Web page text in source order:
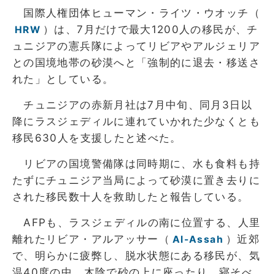
国際人権団体ヒューマン・ライツ・ウオッチ（
HRW ）は、7月だけで最大1200人の移民が、チ
ュニジアの憲兵隊によってリビアやアルジェリア
との国境地帯の砂漠へと「強制的に退去・移送さ
れた」としている。
チュニジアの赤新月社は7月中旬、同月3日以
降にラスジェディルに連れていかれた少なくとも
移民630人を支援したと述べた。
リビアの国境警備隊は同時期に、水も食料も持
たずにチュニジア当局によって砂漠に置き去りに
された移民数十人を救助したと報告している。
AFPも、ラスジェディルの南に位置する、人里
離れたリビア・アルアッサー（ Al-Assah ）近郊
で、明らかに疲弊し、脱水状態にある移民が、気